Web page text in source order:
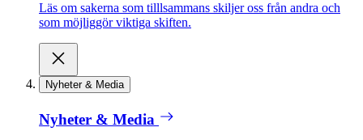
Läs om sakerna som tilllsammans skiljer oss från andra och
som möjliggör viktiga skiften.
Nyheter & Media
Nyheter & Media